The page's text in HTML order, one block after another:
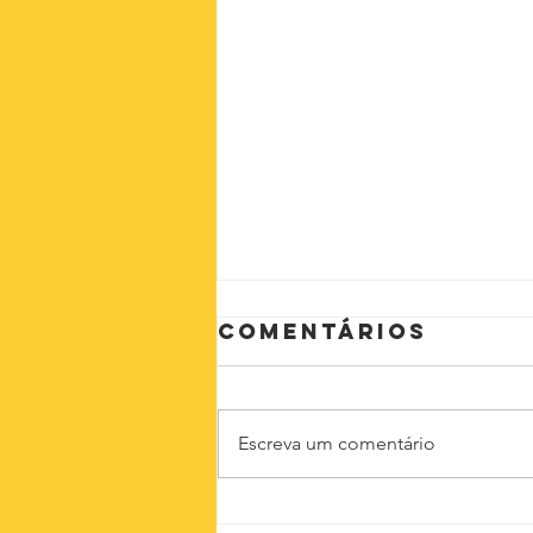
Comentários
Escreva um comentário